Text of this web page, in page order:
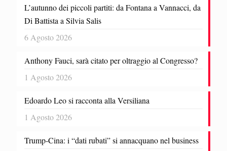
L’autunno dei piccoli partiti: da Fontana a Vannacci, da
Di Battista a Silvia Salis
6 Agosto 2026
Anthony Fauci, sarà citato per oltraggio al Congresso?
1 Agosto 2026
Edoardo Leo si racconta alla Versiliana
1 Agosto 2026
Trump-Cina: i “dati rubati” si annacquano nel business